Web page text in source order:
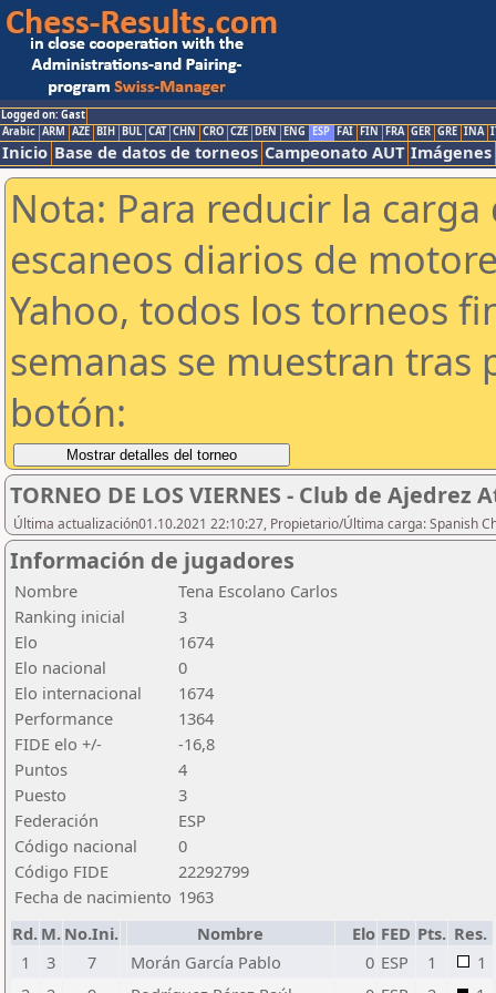
Logged on: Gast
Arabic ARM AZE BIH BUL CAT CHN CRO CZE DEN ENG ESP FAI FIN FRA GER GRE INA
Inicio Base de datos de torneos Campeonato AUT Imágenes
Nota: Para reducir la
escaneos diarios de
Yahoo, todos los torneos
semanas se muestran tras
botón:
TORNEO DE LOS VIERNES - Club de Ajedrez
Última actualización01.10.2021 22:10:27, Propietario/Última carga: Spanish
Información de jugadores
Nombre
Tena Escolano Carlos
Ranking inicial
3
Elo
1674
Elo nacional
0
Elo internacional
1674
Performance
1364
FIDE elo +/-
-16,8
Puntos
4
Puesto
3
Federación
ESP
Código nacional
0
Código FIDE
22292799
Fecha de nacimiento 1963
Rd. M. No.Ini. Nombre Elo FED Pts. Res.
1
3 7 Morán García Pablo 0 ESP 1
1